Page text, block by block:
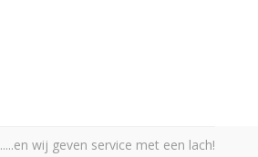
.....en wij geven service met een lach!